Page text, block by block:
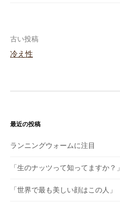
ビ
ゲ
ョ
古い投稿
冷え性
最近の投稿
ランニングウォームに注目
「生のナッツって知ってますか？」
「世界で最も美しい顔はこの人」